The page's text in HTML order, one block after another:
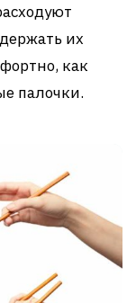
их
как
палочки.